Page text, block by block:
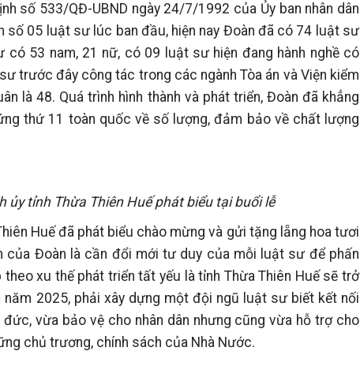
số 533/QĐ-UBND ngày 24/7/1992 của Ủy ban nhân dân
số 05 luật sư lúc ban đầu, hiện nay Đoàn đã có 74 luật sư
53 nam, 21 nữ, có 09 luật sư hiện đang hành nghề có
trước đây công tác trong các ngành Tòa án và Viện kiểm
là 48. Quá trình hình thành và phát triển, Đoàn đã khẳng
thứ 11 toàn quốc về số lượng, đảm bảo về chất lượng
tỉnh Thừa Thiên Huế phát biểu tại buổi lễ
Huế đã phát biểu chào mừng và gửi tặng lẵng hoa tươi
Đoàn là cần đổi mới tư duy của mỗi luật sư để phấn
xu thế phát triển tất yếu là tỉnh Thừa Thiên Huế sẽ trở
năm 2025, phải xây dựng một đội ngũ luật sư biết kết nối
vừa bảo vệ cho nhân dân nhưng cũng vừa hỗ trợ cho
chủ trương, chính sách của Nhà Nước.